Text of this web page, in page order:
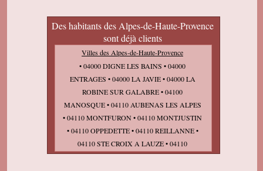
Des habitants des Alpes-de-Haute-Provence
sont déjà clients
Villes des Alpes-de-Haute-Provence
• 04000 DIGNE LES BAINS • 04000
ENTRAGES • 04000 LA JAVIE • 04000 LA
ROBINE SUR GALABRE • 04100
MANOSQUE • 04110 AUBENAS LES ALPES
• 04110 MONTFURON • 04110 MONTJUSTIN
• 04110 OPPEDETTE • 04110 REILLANNE •
04110 STE CROIX A LAUZE • 04110
VACHERES • 04110 VILLEMUS • 04120